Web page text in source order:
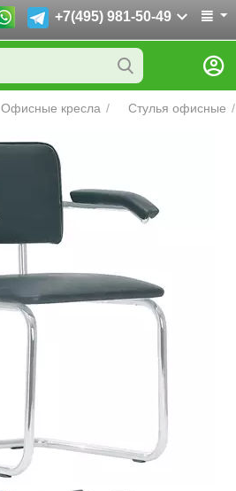
+7(495) 981-50-49
Офисные кресла / Стулья офисные /